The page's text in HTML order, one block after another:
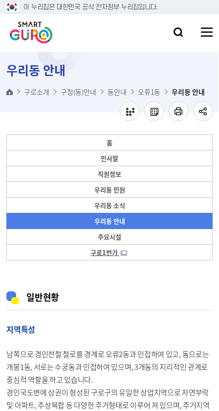
본문 바로가기
이 누리집은 대한민국 공식 전자정부 누리집입니다.
우리동 안내
구로소개 구청(동)안내 동안내 오류1동 우리동 안내
홈
인사말
직원정보
우리동 민원
우리동 소식
우리동 안내
주요시설
구로1번가
일반현황
지역특성
남쪽으로 경인전철 철로를 경계로 오류2동과 인접하여 있고, 동으로는
개봉1동, 서로는 수궁동과 인접하여 있으며, 3개동의 지리적인 관계로
중심적 역할을 하고 있습니다.
경인국도변에 상권이 형성된 구로구의 유일한 상업지역으로 자연부락
및 아파트, 주상복합 등 다양한 주거형태로 이루어 져 있으며, 주거지역